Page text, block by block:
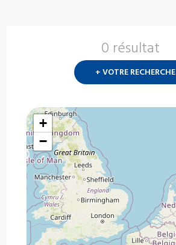
0 résultat
+ VOTRE RECHERCHE
+
−